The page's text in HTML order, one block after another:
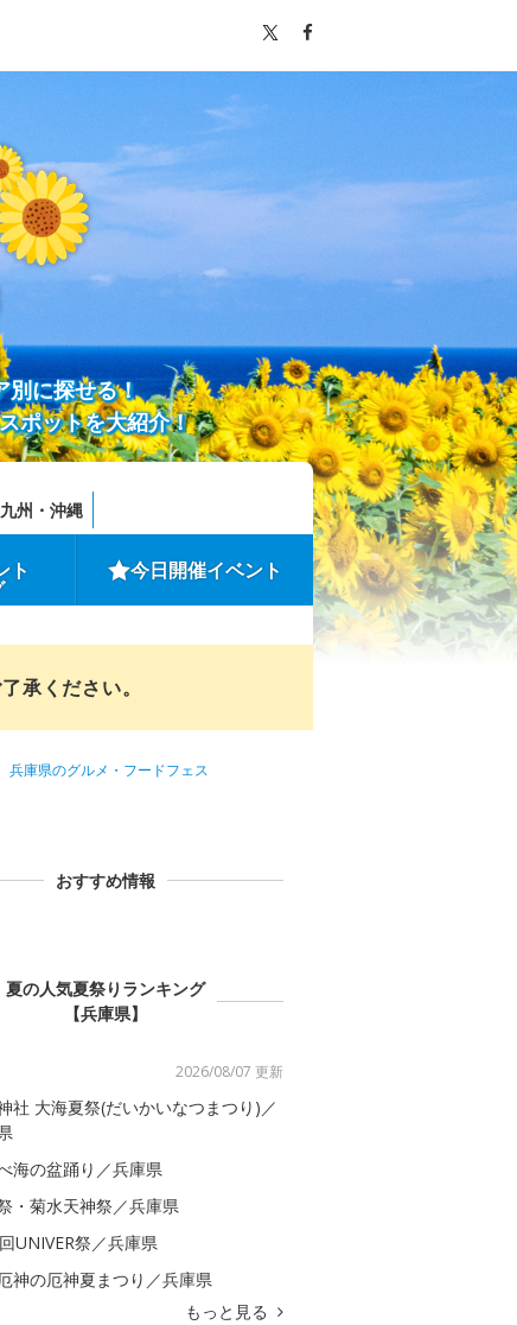
別に探せる！
ポットを大紹介！
九州・沖縄
ト 今日開催イベント
承ください。
兵庫県のグルメ・フードフェス
おすすめ情報
夏の人気夏祭りランキング
【兵庫県】
2026/08/07 更新
社 大海夏祭(だいかいなつまつり)／
海の盆踊り／兵庫県
・菊水天神祭／兵庫県
UNIVER祭／兵庫県
神の厄神夏まつり／兵庫県
もっと見る